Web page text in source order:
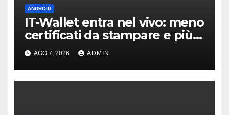
ANDROID
IT-Wallet entra nel vivo: meno
certificati da stampare e più
documenti digitali
AGO 7, 2026 ADMIN